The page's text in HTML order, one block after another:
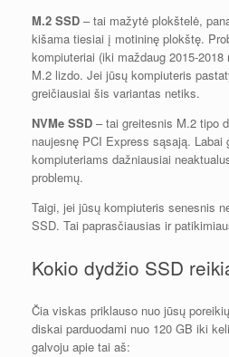
M.2 SSD – tai mažytė plokštelė,
kišama tiesiai į motininę plokštę.
kompiuteriai (iki maždaug 2015-
M.2 lizdo. Jei jūsų kompiuteris
greičiausiai šis variantas netiks.
NVMe SSD – tai greitesnis M.2 tipo
naujesnę PCI Express sąsają. Labai
kompiuteriams dažniausiai
problemų.
Taigi, jei jūsų kompiuteris senesnis
SSD. Tai paprasčiausias ir
Kokio dydžio SSD
Čia viskas priklauso nuo jūsų
diskai parduodami nuo 120 GB iki
galvoju apie tai aš: